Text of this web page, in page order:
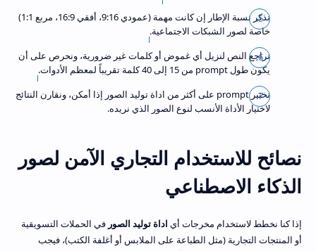
نذكر نسبة الإطار إن كانت مهمة (عمودي 9:16، أفقي 16:9، مربع 1:1)
خاصة لصور الشبكات الاجتماعية.
نراجع النص لنزيل أي غموض أو كلمات غير ضرورية، ونحرص على أن
يكون طول prompt من 15 إلى 40 كلمة تقريباً لمعظم الأدوات.
نختبر prompt على أكثر من اداة توليد الصور إذا أمكن، ونقارن النتائج
لاختيار الأداة الأنسب لنوع الصور الذي نريده.
نصائح للاستخدام التجاري الآمن لصور
الذكاء الاصطناعي
إذا كنا نخطط لاستخدام مخرجات أي اداة توليد الصور في الحملات التسويقية
أو المنتجات التجارية (مثل الطباعة على الملابس أو أغلفة الكتب)، فيجب